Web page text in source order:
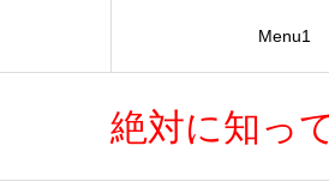
絶対に知っ
Menu1